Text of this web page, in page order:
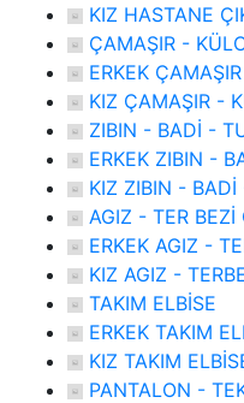
KIZ HASTANE
ÇAMAŞIR -
ERKEK
KIZ ÇAMAŞIR -
ZIBIN - BADİ -
ERKEK ZIBIN -
KIZ ZIBIN -
AGIZ - TER BEZİ
ERKEK AGIZ -
KIZ AGIZ -
TAKIM ELBİSE
ERKEK TAKIM
KIZ TAKIM
PANTALON -